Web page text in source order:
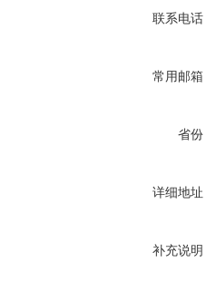
联系电话
常用邮箱
省份
详细地址
补充说明